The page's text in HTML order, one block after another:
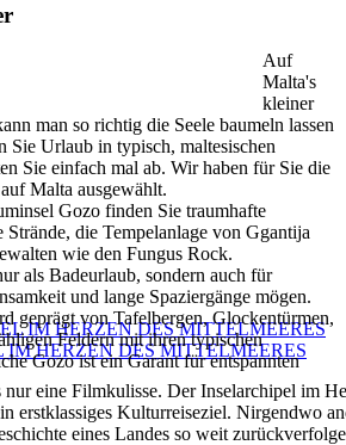
IM HERZEN DES MITTELMEERES
nur eine Filmkulisse. Der Inselarchipel im
erstklassiges Kulturreiseziel. Nirgendwo
eines Landes so weit
Auf
Malta's
kleiner
man so richtig die Seele baumeln lassen
Sie Urlaub in typisch, maltesischen
Sie einfach mal ab. Wir haben für Sie die
Malta ausgewählt.
Gozo finden Sie traumhafte
die Tempelanlage von Ggantija
wie den Fungus Rock.
als Badeurlaub, sondern auch für
und lange Spaziergänge mögen.
geprägt von Tafelbergen, Glockentürmen,
Feldern mit ihren typischen
Gozo ist ein Garant für entspannten